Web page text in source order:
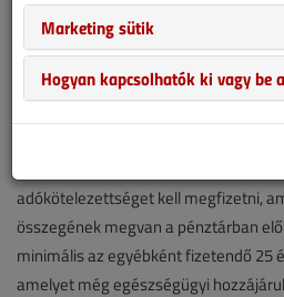
A személyi jövedelemadóról szóló
eredménytartalék terhére
adókötelezettséget kell megfizetni,
összegének megvan a pénztárban
minimális az egyébként fizetendő 25
amelyet még egészségügyi
Marketing sütik
Hogyan kapcsolhatók ki vagy be